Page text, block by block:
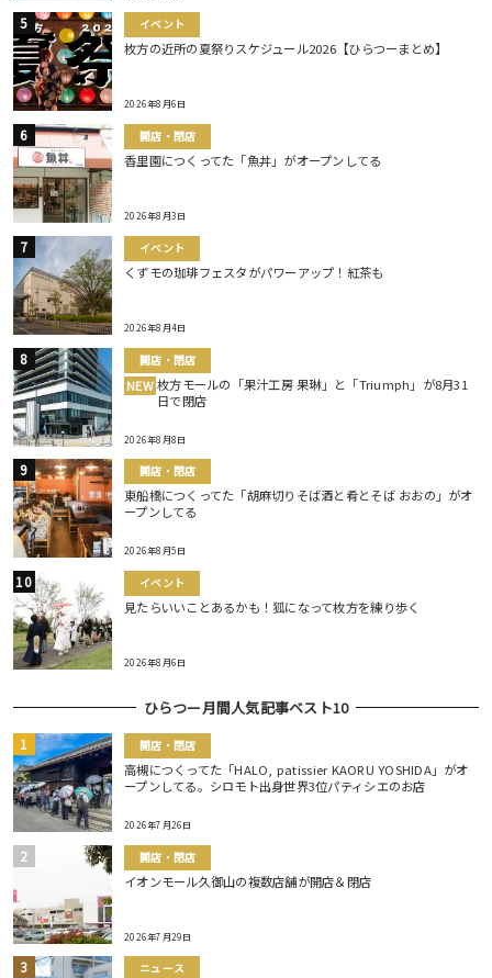
イベント
枚方の近所の夏祭りスケジュール2026【ひらつーまとめ】
2026年8月6日
開店・閉店
香里園につくってた「魚丼」がオープンしてる
2026年8月3日
イベント
くずモの珈琲フェスタがパワーアップ！紅茶も
2026年8月4日
開店・閉店
NEW 枚方モールの「果汁工房 果琳」と「Triumph」が8月31
日で閉店
2026年8月8日
開店・閉店
東船橋につくってた「胡麻切りそば酒と肴とそば おおの」がオ
ープンしてる
2026年8月5日
イベント
見たらいいことあるかも！狐になって枚方を練り歩く
2026年8月6日
ひらつー月間人気記事ベスト10
開店・閉店
高槻につくってた「HALO, patissier KAORU YOSHIDA」がオ
ープンしてる。シロモト出身世界3位パティシエのお店
2026年7月26日
開店・閉店
イオンモール久御山の複数店舗が開店＆閉店
2026年7月29日
ニュース